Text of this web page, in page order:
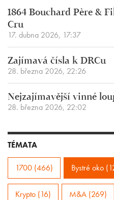
1864 Bouchard Père &
Cru
17. dubna 2026, 17:37
Zajímavá čísla k DRCu
28. března 2026, 22:26
Nejzajímavější vinné
28. března 2026, 22:02
TÉMATA
1700 (466) Bystré oko
Krypto (16) M&A (269)